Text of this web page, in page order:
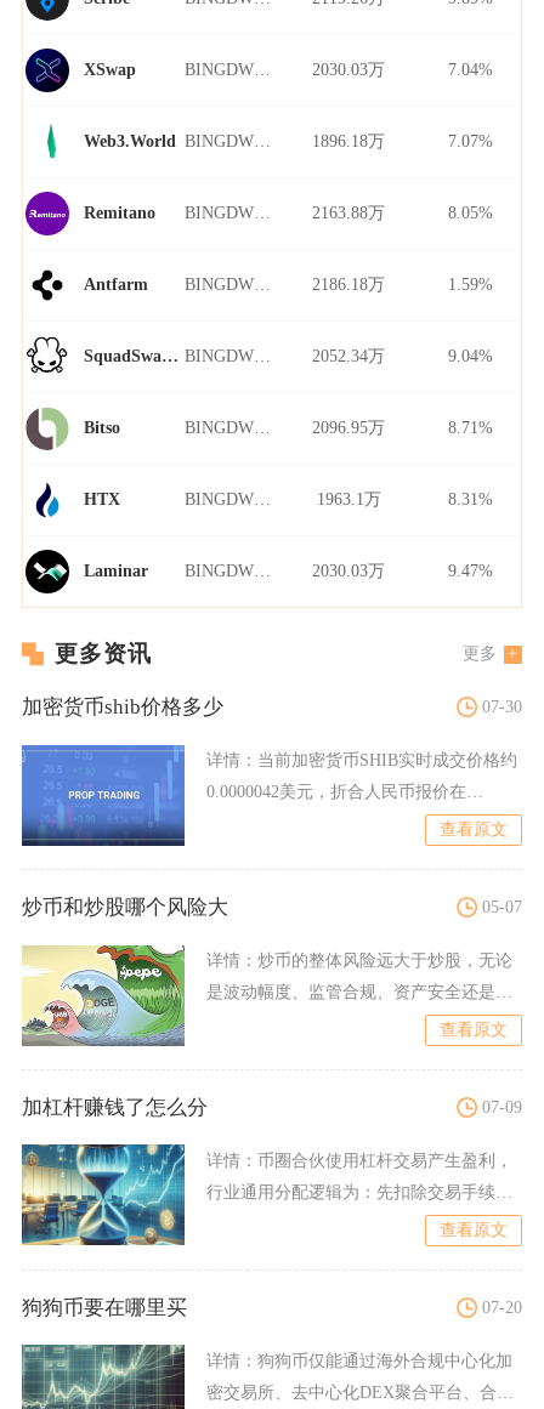
XSwap 2030.03万 7.04%
Web3.World 1896.18万 7.07%
Remitano 2163.88万 8.05%
Antfarm 2186.18万 1.59%
SquadSwap Dynamo 2052.34万 9.04%
Bitso 2096.95万 8.71%
HTX 1963.1万 8.31%
Laminar 2030.03万 9.47%
更多资讯 更多
加密货币shib价格多少 07-30
详情： 当前加密货币SHIB实时成交价格约
0.0000042美元，折合人民币报价在
查看原文
炒币和炒股哪个风险大 05-07
详情： 炒币的整体风险远大于炒股，无论
是波动幅度、监管合规、资产安全还是本
查看原文
加杠杆赚钱了怎么分 07-09
详情： 币圈合伙使用杠杆交易产生盈利，
行业通用分配逻辑为：先扣除交易手续
费、资金划转损耗、持仓借贷
查看原文
狗狗币要在哪里买 07-20
详情： 狗狗币仅能通过海外合规中心化加
密交易所、去中心化DEX聚合平台、合规